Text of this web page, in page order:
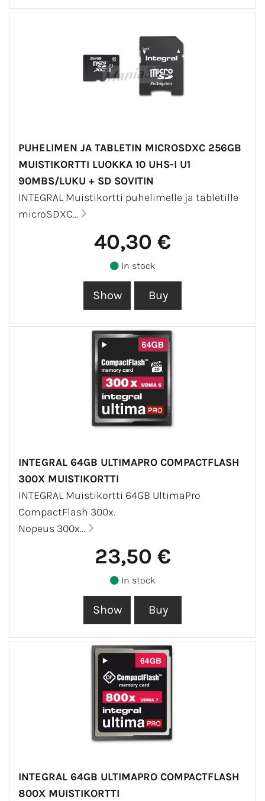
PUHELIMEN JA TABLETIN MICROSDXC 256GB
MUISTIKORTTI LUOKKA 10 UHS-I U1
90MBS/LUKU + SD SOVITIN
INTEGRAL Muistikortti puhelimelle ja tabletille
microSDXC...
40,30 €
In stock
INTEGRAL 64GB ULTIMAPRO COMPACTFLASH
300X MUISTIKORTTI
INTEGRAL Muistikortti 64GB UltimaPro
CompactFlash 300x.
Nopeus 300x...
23,50 €
In stock
INTEGRAL 64GB ULTIMAPRO COMPACTFLASH
800X MUISTIKORTTI